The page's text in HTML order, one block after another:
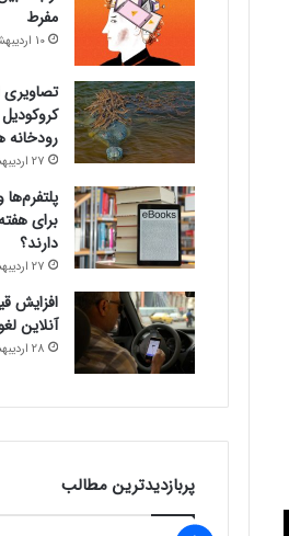
مفرط
10 اردیبهشت 1402
تصاویری
رودخانه
27 اردیبهشت 1401
پلتفرم‌ها
برای
دارند؟
27 اردیبهشت 1401
افزایش
آنلاین
28 اردیبهشت 1401
پربازدیدترین مطالب